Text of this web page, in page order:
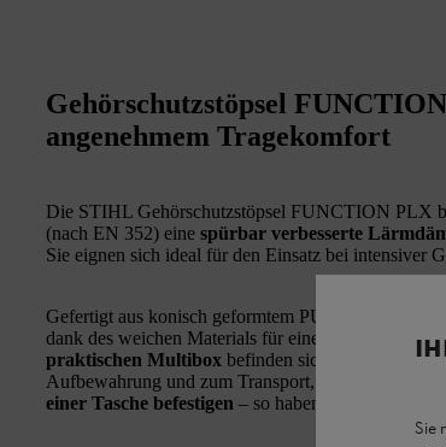
Gehörschutzstöpsel
angenehmem Tragekomfort
Die STIHL Gehörschutzstöpsel FUNCTION PLX
(nach EN 352) eine spürbar verbesserte
Sie eignen sich ideal für den Einsatz bei intensiver
Gefertigt aus konisch geformtem PU-Schaum,
dank des weichen Materials für einen besonders
praktischen Multibox befinden sich 2 Paar
Aufbewahrung und zum Transport, sondern lässt
einer Tasche befestigen – so haben Sie Ihren
Sie